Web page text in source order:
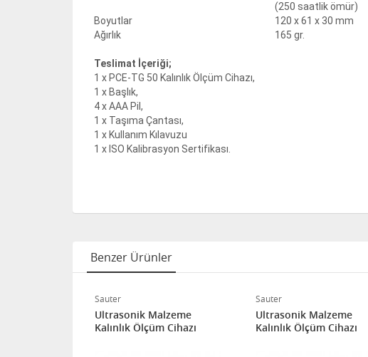
(250 saatlik ömür)
Boyutlar
120 x 61 x 30 mm
Ağırlık
165 gr.
Teslimat İçeriği;
1 x PCE-TG 50 Kalınlık Ölçüm Cihazı,
1 x Başlık,
4 x AAA Pil,
1 x Taşıma Çantası,
1 x Kullanım Kılavuzu
1 x ISO Kalibrasyon Sertifikası.
Benzer Ürünler
Sauter
Ultrasonik Malzeme
Kalınlık Ölçüm Cihazı
Sauter
Ultrasonik Malzeme
Kalınlık Ölçüm Cihazı